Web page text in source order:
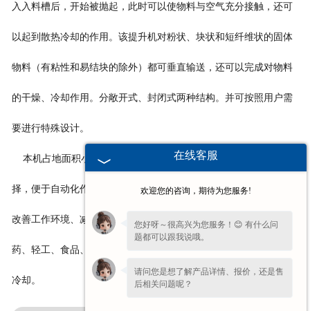
入入料槽后，开始被抛起，此时可以使物料与空气充分接触，还可
以起到散热冷却的作用。该提升机对粉状、块状和短纤维状的固体
物料（有粘性和易结块的除外）都可垂直输送，还可以完成对物料
的干燥、冷却作用。分敞开式、封闭式两种结构。并可按照用户需
要进行特殊设计。
本机占地面积小、结构简单、维修方便、出料口方向可任意选
择，便于自动化作业；能耗低，噪声小、封闭式垂直输送机有利于
改善工作环境、减少污染。适应于冶金、化工、橡胶、粮食、医
药、轻工、食品、建材、机械、矿山等行业中的物料提升和干燥、
冷却。
在线客服
欢迎您的咨询，期待为您服务!
您好呀～很高兴为您服务！😊 有什么问
题都可以跟我说哦。
请问您是想了解产品详情、报价，还是售
后相关问题呢？